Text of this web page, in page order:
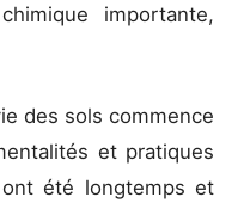
importante,
des sols commence
et pratiques
été longtemps et